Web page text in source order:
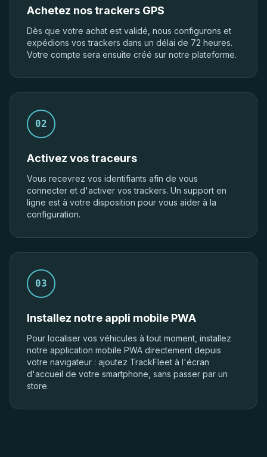
Achetez nos trackers GPS
Dès que votre achat est validé, nous configurons et
expédions vos trackers dans un délai de 72 heures.
Votre compte sera ensuite créé sur notre plateforme.
02
Activez vos traceurs
Vous recevrez vos identifiants afin de vous
connecter et d'activer vos trackers. Un support en
ligne est à votre disposition pour vous aider à la
configuration.
03
Installez notre appli mobile PWA
Pour localiser vos véhicules à tout moment, installez
notre application mobile PWA directement depuis
votre navigateur : ajoutez TrackFleet à l'écran
d'accueil de votre smartphone, sans passer par un
store.